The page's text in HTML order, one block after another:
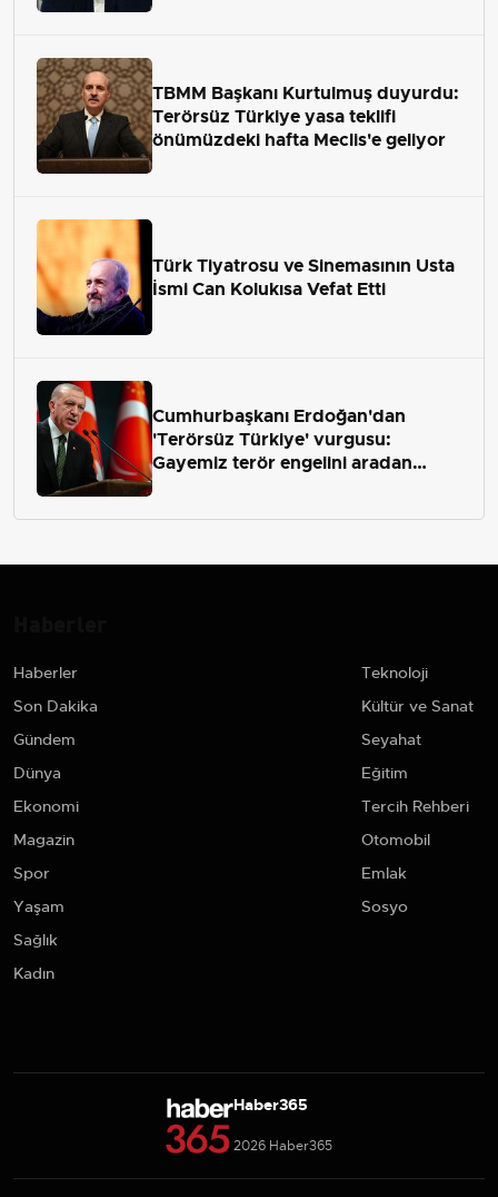
TBMM Başkanı Kurtulmuş duyurdu:
Terörsüz Türkiye yasa teklifi
önümüzdeki hafta Meclis'e geliyor
Türk Tiyatrosu ve Sinemasının Usta
İsmi Can Kolukısa Vefat Etti
Cumhurbaşkanı Erdoğan'dan
'Terörsüz Türkiye' vurgusu:
Gayemiz terör engelini aradan
Haberler
Son Dakika
Gündem
Dünya
Ekonomi
Magazin
Spor
Yaşam
Sağlık
Kadın
Teknoloji
Kültür ve Sanat
Seyahat
Eğitim
Tercih Rehberi
Otomobil
Emlak
Sosyo
Haber365
2026 Haber365